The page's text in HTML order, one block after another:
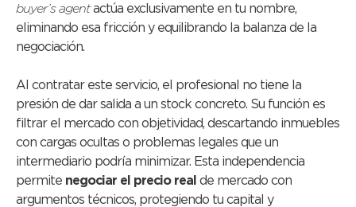
buyer’s agentactúa exclusivamente en tu nombre,
eliminando esa fricción y equilibrando la balanza de la
negociación.
Al contratar este servicio, el profesional no tiene la
presión de dar salida a un stock concreto. Su función es
filtrar el mercado con objetividad, descartando inmuebles
con cargas ocultas o problemas legales que un
intermediario podría minimizar. Esta independencia
permite negociar el precio real de mercado con
argumentos técnicos, protegiendo tu capital y